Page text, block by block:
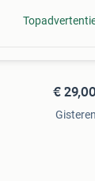
€ 29,00
Gisteren